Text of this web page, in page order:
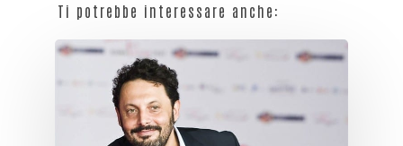
Ti potrebbe interessare anche: